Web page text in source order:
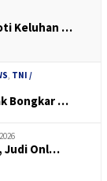
Keluhan …
, TNI /
Bongkar …
Judi Onl…